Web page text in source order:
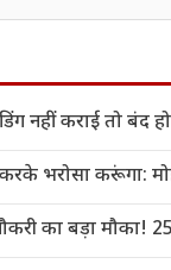
नहीं कराई तो बंद
भरोसा करूंगा:
का बड़ा मौका!